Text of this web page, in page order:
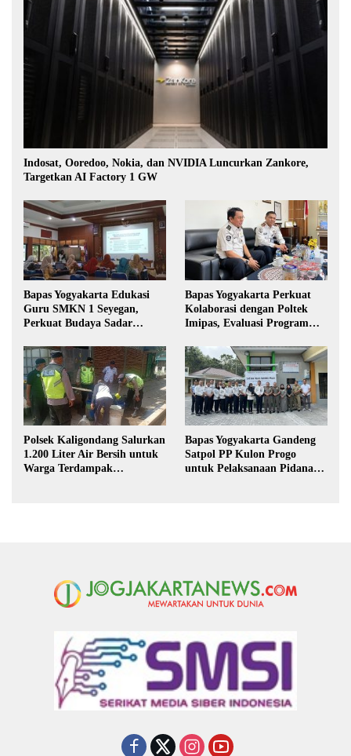
Indosat, Ooredoo, Nokia, dan NVIDIA Luncurkan Zankore,
Targetkan AI Factory 1 GW
Bapas Yogyakarta Edukasi
Guru SMKN 1 Seyegan,
Perkuat Budaya Sadar
Bapas Yogyakarta Perkuat
Kolaborasi dengan Poltek
Imipas, Evaluasi Program
Polsek Kaligondang Salurkan
1.200 Liter Air Bersih untuk
Warga Terdampak
Bapas Yogyakarta Gandeng
Satpol PP Kulon Progo
untuk Pelaksanaan Pidana